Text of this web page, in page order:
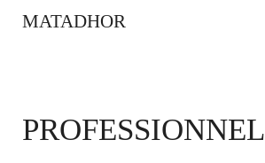
MATADHOR
PROFESSIONNEL